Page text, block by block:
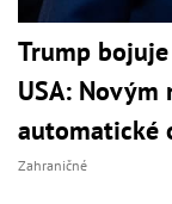
Trump
USA:
automatické
Zahraničné